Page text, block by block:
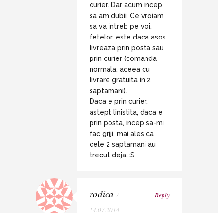
curier. Dar acum incep
sa am dubii. Ce vroiam
sa va intreb pe voi,
fetelor, este daca asos
livreaza prin posta sau
prin curier (comanda
normala, aceea cu
livrare gratuita in 2
saptamani).
Daca e prin curier,
astept linistita, daca e
prin posta, incep sa-mi
fac griji, mai ales ca
cele 2 saptamani au
trecut deja..:S
rodica /
14.07.2014
Reply